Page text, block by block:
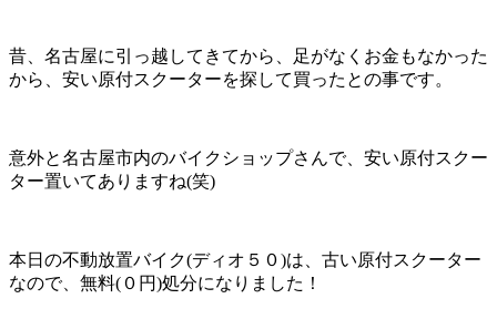
昔、名古屋に引っ越してきてから、足がなくお金もなかった
から、安い原付スクーターを探して買ったとの事です。
意外と名古屋市内のバイクショップさんで、安い原付スクー
ター置いてありますね(笑)
本日の不動放置バイク(ディオ５０)は、古い原付スクーター
なので、無料(０円)処分になりました！